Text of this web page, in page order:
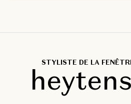
STYLISTE DE LA